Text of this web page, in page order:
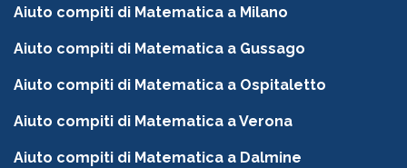
Aiuto compiti di Matematica a Milano
Aiuto compiti di Matematica a Gussago
Aiuto compiti di Matematica a Ospitaletto
Aiuto compiti di Matematica a Verona
Aiuto compiti di Matematica a Dalmine